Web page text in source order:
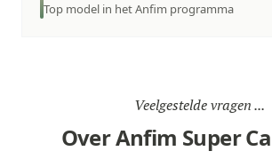
Top model in het Anfim programma
Veelgestelde vragen ...
Over Anfim Super